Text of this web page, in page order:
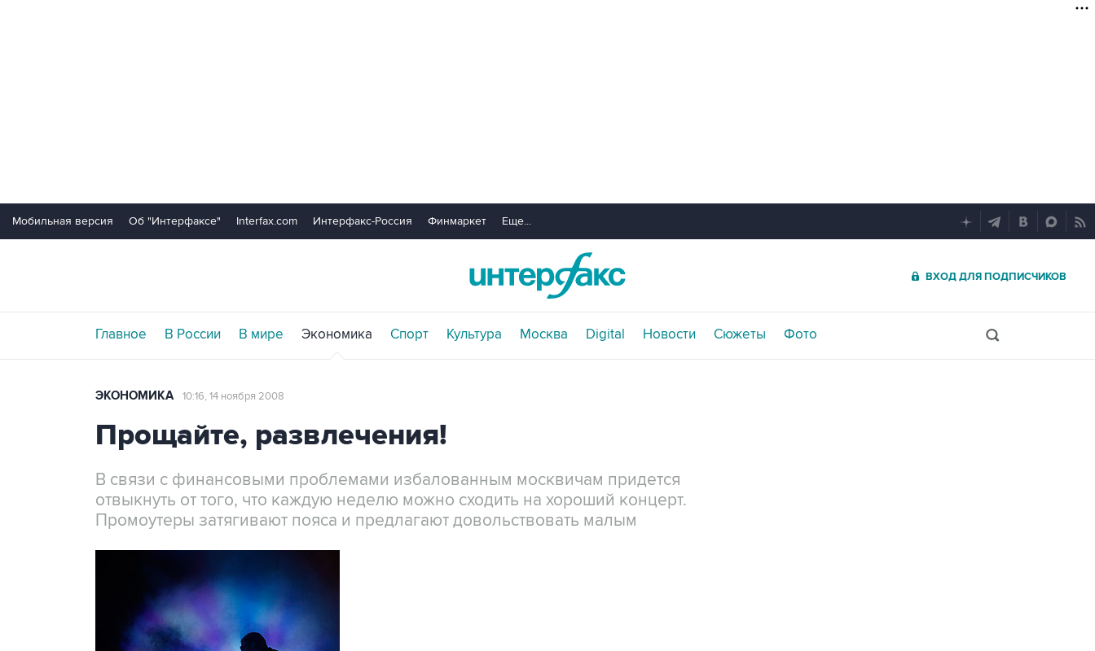
Мобильная версия Об "Интерфаксе" Interfax.com Интерфакс-Россия Финмаркет Еще...
ВХОД ДЛЯ ПОДПИСЧИКОВ
Главное В России В мире Экономика Спорт Культура Москва Digital Новости Сюжеты Фото
ЭКОНОМИКА 10:16, 14 ноября 2008
Прощайте, развлечения!
В связи с финансовыми проблемами избалованным москвичам придется
отвыкнуть от того, что каждую неделю можно сходить на хороший концерт.
Промоутеры затягивают пояса и предлагают довольствовать малым